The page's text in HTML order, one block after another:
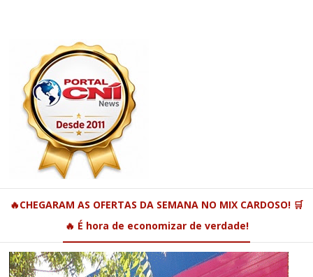
🔥CHEGARAM AS OFERTAS DA SEMANA NO MIX CARDOSO! 🛒
🔥 É hora de economizar de verdade!